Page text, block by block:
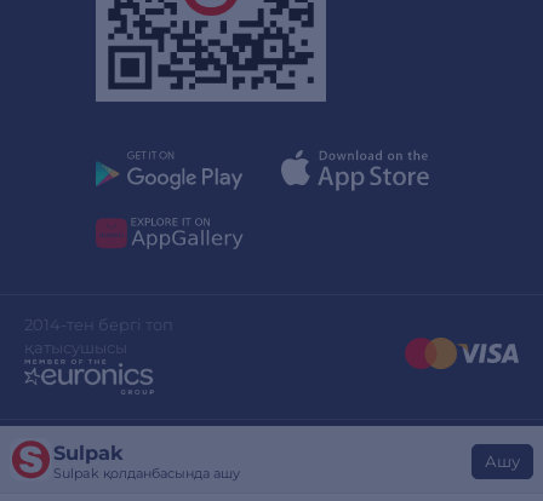
Sulpak
Sulpak қолданбасында ашу
Ашу
2014-тен бергі топ
қатысушысы
Сайтты әзірлеген